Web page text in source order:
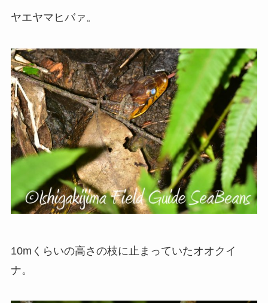
ヤエヤマヒバァ。
10mくらいの高さの枝に止まっていたオオクイ
ナ。